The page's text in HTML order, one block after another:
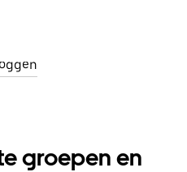
groepen en